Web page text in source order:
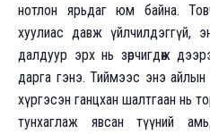
нотлон ярьдаг юм байна.
хуулиас давж үйлчилдэггүй,
далдуур эрх нь зөрчигдөж
дарга гэнэ. Тиймээс энэ айлын
хүргэсэн ганцхан шалтгаан нь
тунхаглаж явсан түүний